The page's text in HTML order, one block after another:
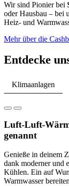
Wir sind Pionier bei
oder Hausbau – bei
Heiz- und
Mehr über die
Entdecke
Klimaanlagen
Luft-Luft-
genannt
Genieße in deinem
dank moderner und
Kühlen. Ein auf
Warmwasser